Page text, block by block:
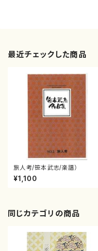
最近チェックした商品
旅人考/笹本武志/楽譜）
¥1,100
同じカテゴリの商品